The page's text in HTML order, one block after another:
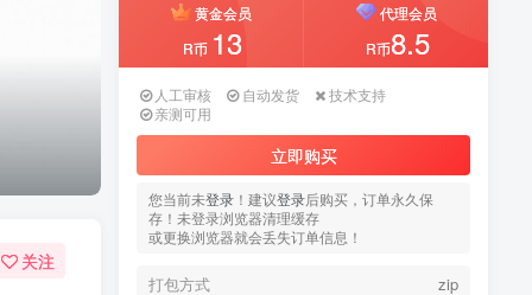
关注
黄金会员
R币 13
代理会员
R币8.5
人工审核 自动发货
技术支持
亲测可用
立即购买
您当前未登录 ！建议登录后购买，订单永久保
存！未登录浏览器清理缓存
或更换浏览器就会丢失订单信息！
打包方式 zip
黄金会员
R币 13
代理会员
R币8.5
人工审核 自动发货
技术支持
亲测可用
立即购买
您当前未登录 ！建议登录后购买，订单永久保
存！未登录浏览器清理缓存
或更换浏览器就会丢失订单信息！
打包方式 zip